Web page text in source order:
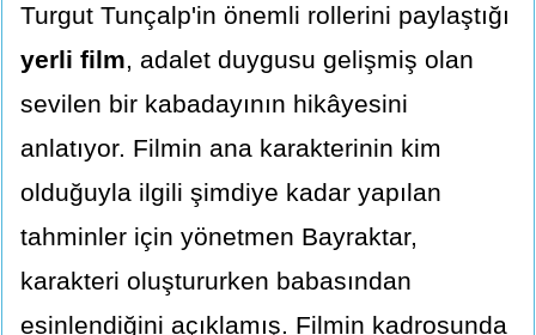
Turgut Tunçalp'in önemli rollerini paylaştığı
yerli film, adalet duygusu gelişmiş olan
sevilen bir kabadayının hikâyesini
anlatıyor. Filmin ana karakterinin kim
olduğuyla ilgili şimdiye kadar yapılan
tahminler için yönetmen Bayraktar,
karakteri oluştururken babasından
esinlendiğini açıklamış. Filmin kadrosunda